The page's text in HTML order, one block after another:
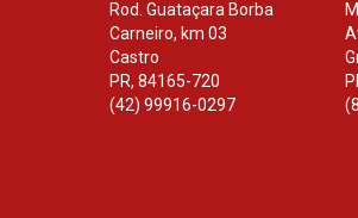
Rod. Guataçara Borba
Carneiro, km 03
Castro
PR, 84165-720
(42) 99916-0297